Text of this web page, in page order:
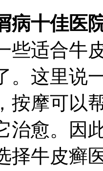
病十佳医
些适合牛
。这里说
按摩可以
治愈。因
择牛皮癣